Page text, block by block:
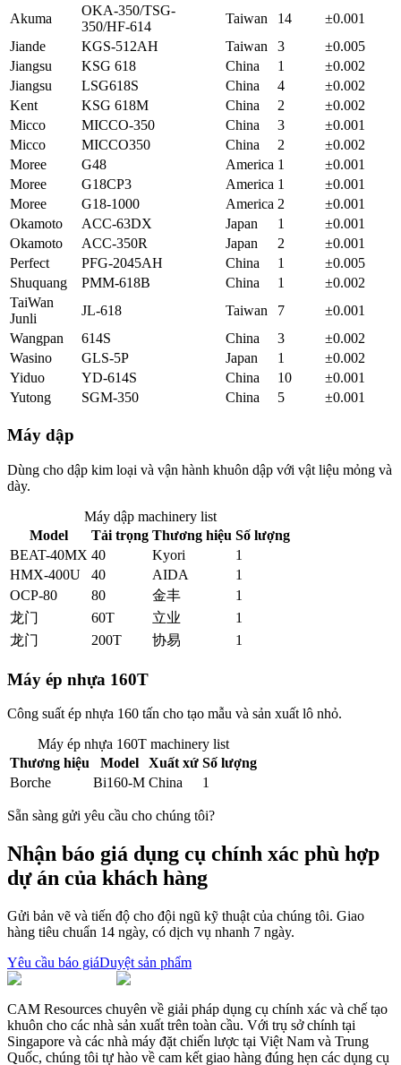
Akuma
OKA-350/TSG-
350/HF-614
Taiwan 14
±0.001
Jiande
KGS-512AH Taiwan 3
±0.005
Jiangsu
KSG 618 China 1
±0.002
Jiangsu
LSG618S China 4
±0.002
Kent
KSG 618M China 2
±0.002
Micco
MICCO-350 China 3
±0.001
Micco
MICCO350 China 2
±0.002
Moree
G48 America 1
±0.001
Moree
G18CP3 America 1
±0.001
Moree
G18-1000 America 2
±0.001
Okamoto
ACC-63DX Japan 1
±0.001
Okamoto
ACC-350R Japan 2
±0.001
Perfect
PFG-2045AH China 1
±0.005
Shuquang
PMM-618B China 1
±0.002
TaiWan
Junli
JL-618 Taiwan 7
±0.001
Wangpan
614S China 3
±0.002
Wasino
GLS-5P Japan 1
±0.002
Yiduo
YD-614S China 10
±0.001
Yutong
SGM-350 China 5 ±0.001
Máy dập
Dùng cho dập kim loại và vận hành khuôn dập với vật liệu mỏng và
dày.
Máy dậpmachinery list
Model
Tải trọng Thương hiệu Số lượng
BEAT-40MX 40 Kyori
1
HMX-400U
40 AIDA
1
OCP-80
80 金丰
1
龙门
60T 立业
1
龙门
200T 协易 1
Máy ép nhựa 160T
Công suất ép nhựa 160 tấn cho tạo mẫu và sản xuất lô nhỏ.
Máy ép nhựa 160T machinery list
Thương hiệu
Model Xuất xứ Số lượng
Borche
Bi160-M China 1
Sẵn sàng gửi yêu cầu cho chúng tôi?
Nhận báo giá dụng cụ chính xác phù hợp
dự án của khách hàng
Gửi bản vẽ và tiến độ cho đội ngũ kỹ thuật của chúng tôi. Giao
hàng tiêu chuẩn 14 ngày, có dịch vụ nhanh 7 ngày.
Yêu cầu báo giáDuyệt sản phẩm
CAM Resources chuyên về giải pháp dụng cụ chính xác và chế tạo
khuôn cho các nhà sản xuất trên toàn cầu. Với trụ sở chính tại
Singapore và các nhà máy đặt chiến lược tại Việt Nam và Trung
Quốc, chúng tôi tự hào về cam kết giao hàng đúng hẹn các dụng cụ